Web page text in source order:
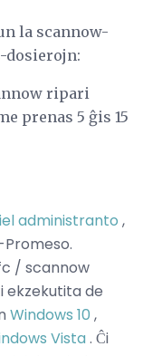
la scannow-
dosierojn:
ripari
prenas 5 ĝis 15
administranto ,
/ scannow
ekzekutita de
Windows 10 ,
Vista. Ĉi